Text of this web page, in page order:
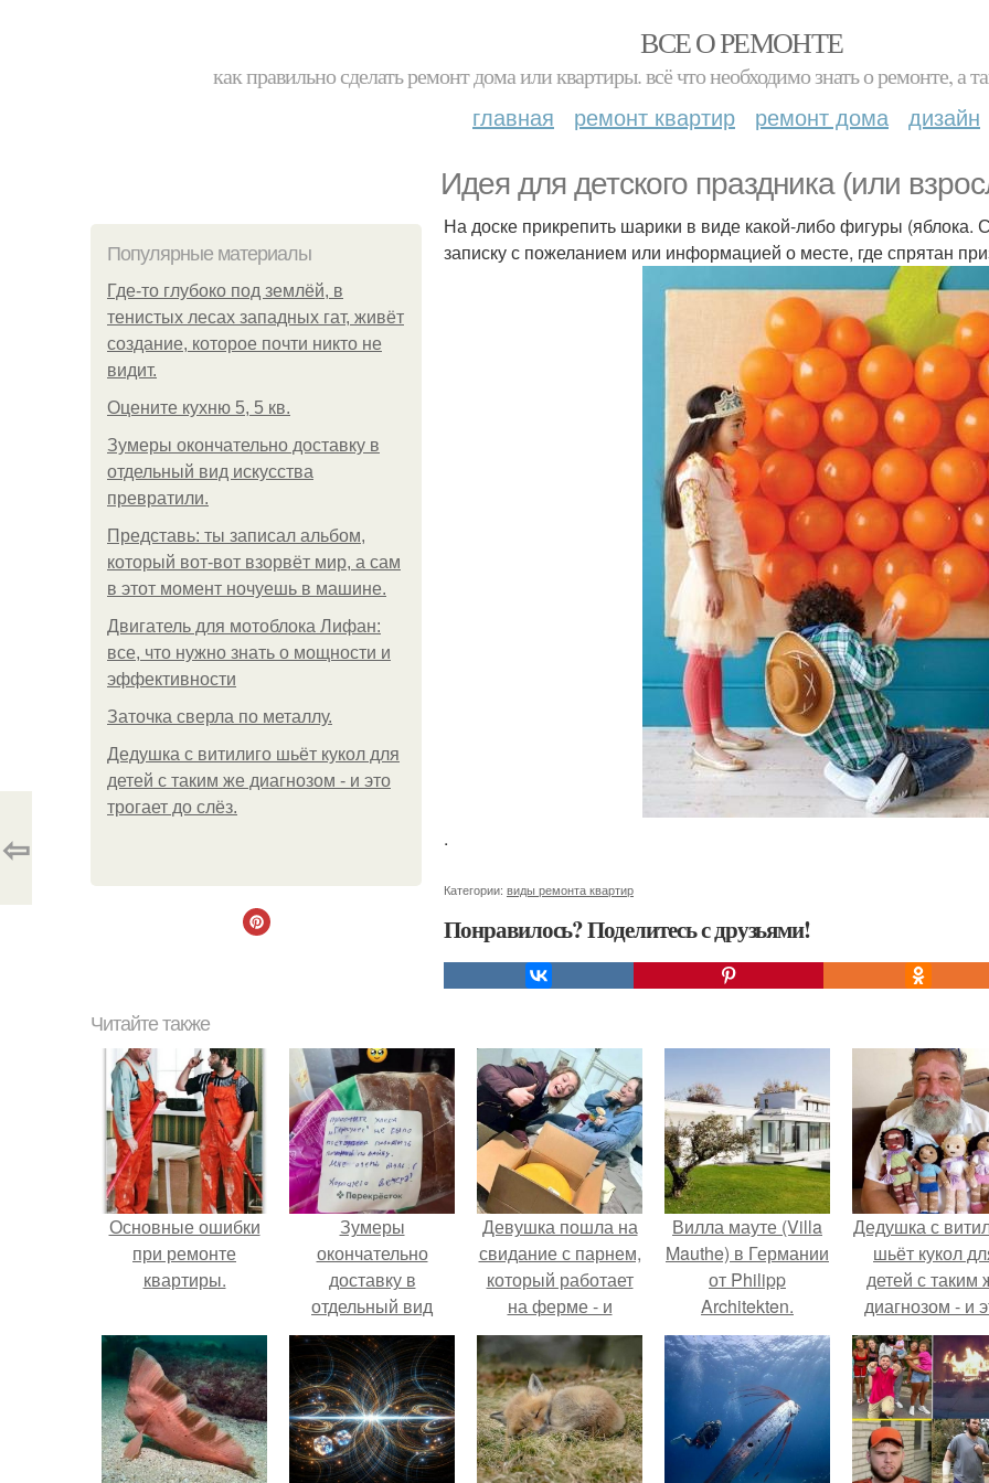
ВСЕ О РЕМОНТЕ
как правильно сделать ремонт дома или квартиры. всё что необходимо знать о ремонте,
главная ремонт квартир ремонт дома дизайн
Идея для детского праздника (или
Популярные материалы
Где-то глубоко под землёй, в
тенистых лесах западных гат, живёт
создание, которое почти никто не
видит.
Оцените кухню 5, 5 кв.
Зумеры окончательно доставку в
отдельный вид искусства
превратили.
Представь: ты записал альбом,
который вот-вот взорвёт мир, а сам
в этот момент ночуешь в машине.
Двигатель для мотоблока Лифан:
все, что нужно знать о мощности и
эффективности
Заточка сверла по металлу.
Дедушка с витилиго шьёт кукол для
детей с таким же диагнозом - и это
трогает до слёз.
На доске прикрепить шарики в виде какой-либо фигуры (яблока.
записку с пожеланием или информацией о месте, где спрятан
.
Категории: виды ремонта квартир
Понравилось? Поделитесь с друзьями!
⇦
Читайте также
Основные ошибки
при ремонте
квартиры.
Зумеры
окончательно
доставку в
отдельный вид
искусства
превратили.
Девушка пошла на
свидание с парнем,
который работает
на ферме - и
вернулась домой с
подарком, который
точно не влезет в
дамскую сумочку.
Вилла мауте (Villa
Mauthe) в Германии
от Philipp
Architekten.
Дедушка с
шьёт кукол
детей с таким
диагнозом - и
трогает до